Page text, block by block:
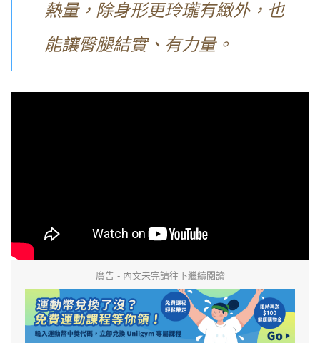
熱量，除身形更玲瓏有緻外，也
能讓臀腿結實、有力量。
廣告 - 內文未完請往下繼續閱讀